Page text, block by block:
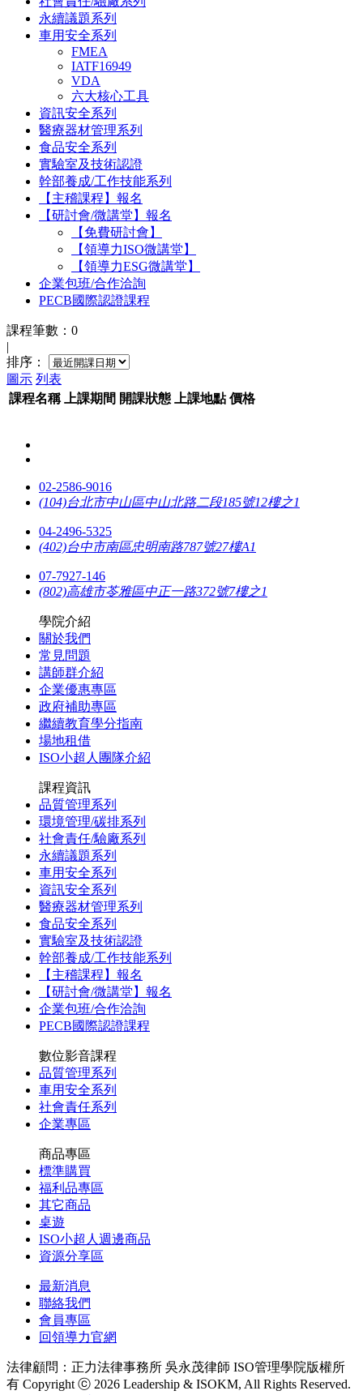
永續議題系列
車用安全系列
FMEA
IATF16949
VDA
六大核心工具
資訊安全系列
醫療器材管理系列
食品安全系列
實驗室及技術認證
幹部養成/工作技能系列
【主稽課程】報名
【研討會/微講堂】報名
【免費研討會】
【領導力ISO微講堂】
【領導力ESG微講堂】
企業包班/合作洽詢
PECB國際認證課程
課程筆數：0
|
排序：
圖示 列表
課程名稱
上課期間 開課狀態 上課地點 價格
02-2586-9016
(104)台北市中山區中山北路二段185號12樓之1
04-2496-5325
(402)台中市南區忠明南路787號27樓A1
07-7927-146
(802)高雄市苓雅區中正一路372號7樓之1
學院介紹
關於我們
常見問題
講師群介紹
企業優惠專區
政府補助專區
繼續教育學分指南
場地租借
ISO小超人團隊介紹
課程資訊
品質管理系列
環境管理/碳排系列
社會責任/驗廠系列
永續議題系列
車用安全系列
資訊安全系列
醫療器材管理系列
食品安全系列
實驗室及技術認證
幹部養成/工作技能系列
【主稽課程】報名
【研討會/微講堂】報名
企業包班/合作洽詢
PECB國際認證課程
數位影音課程
品質管理系列
車用安全系列
社會責任系列
企業專區
商品專區
標準購買
福利品專區
其它商品
桌遊
ISO小超人週邊商品
資源分享區
最新消息
聯絡我們
會員專區
回領導力官網
法律顧問：正力法律事務所 吳永茂律師 ISO管理學院版權所
有 Copyright ⓒ 2026 Leadership & ISOKM, All Rights Reserved.